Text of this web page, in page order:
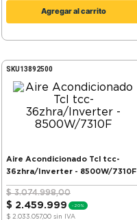
Agregar al carrito
SKU13892500
Aire Acondicionado Tcl tcc-
36zhra/Inverter - 8500W/7310F
$ 3.074.998,00
$ 2.459.999 -20%
$ 2.033.057,00 sin IVA